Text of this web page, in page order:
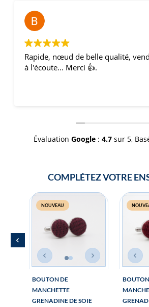
sympa et
Une très belle
qualité est au
comme ça !
Évaluation Google : 4.7 sur 5,
COMPLÉTEZ VOTRE
NOUVEAU
BOUTON DE
MANCHETTE
GRENADINE DE SOIE